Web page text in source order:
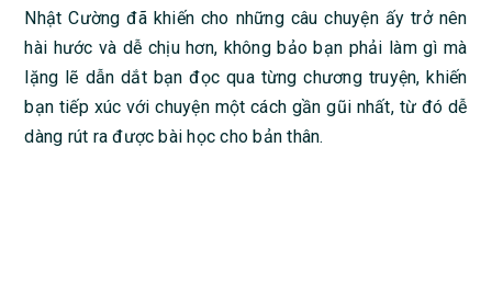
Nhật Cường đã khiến cho những câu chuyện ấy trở nên
hài hước và dễ chịu hơn, không bảo bạn phải làm gì mà
lặng lẽ dẫn dắt bạn đọc qua từng chương truyện, khiến
bạn tiếp xúc với chuyện một cách gần gũi nhất, từ đó dễ
dàng rút ra được bài học cho bản thân.